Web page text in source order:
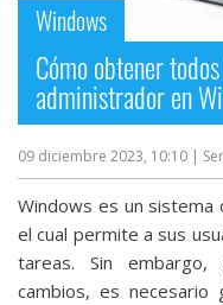
Windows
Cómo obtener
administrador en
09 diciembre 2023, 10:10 |
Windows es un
el cual permite a sus
tareas. Sin
cambios, es